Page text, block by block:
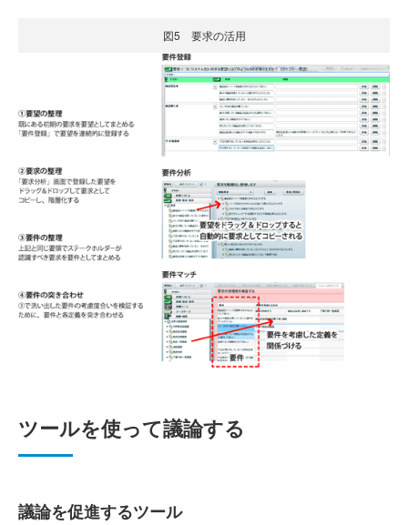
図5 要求の活用
ツールを使って議論する
議論を促進するツール